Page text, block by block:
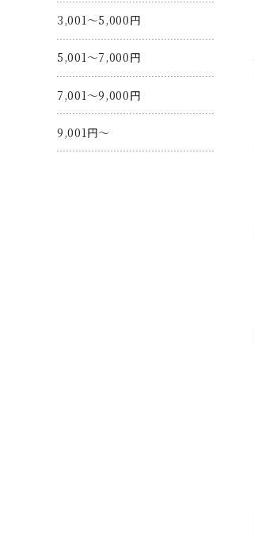
3,001～5,000円
5,001～7,000円
7,001～9,000円
9,001円～